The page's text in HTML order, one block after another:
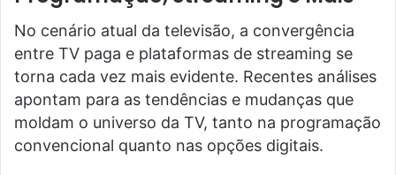
No cenário atual da televisão, a convergência
entre TV paga e plataformas de streaming se
torna cada vez mais evidente. Recentes análises
apontam para as tendências e mudanças que
moldam o universo da TV, tanto na programação
convencional quanto nas opções digitais.